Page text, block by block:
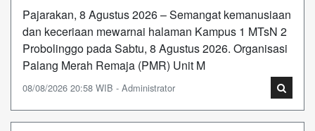
Pajarakan, 8 Agustus 2026 – Semangat kemanusiaan
dan keceriaan mewarnai halaman Kampus 1 MTsN 2
Probolinggo pada Sabtu, 8 Agustus 2026. Organisasi
Palang Merah Remaja (PMR) Unit M
08/08/2026 20:58 WIB - Administrator